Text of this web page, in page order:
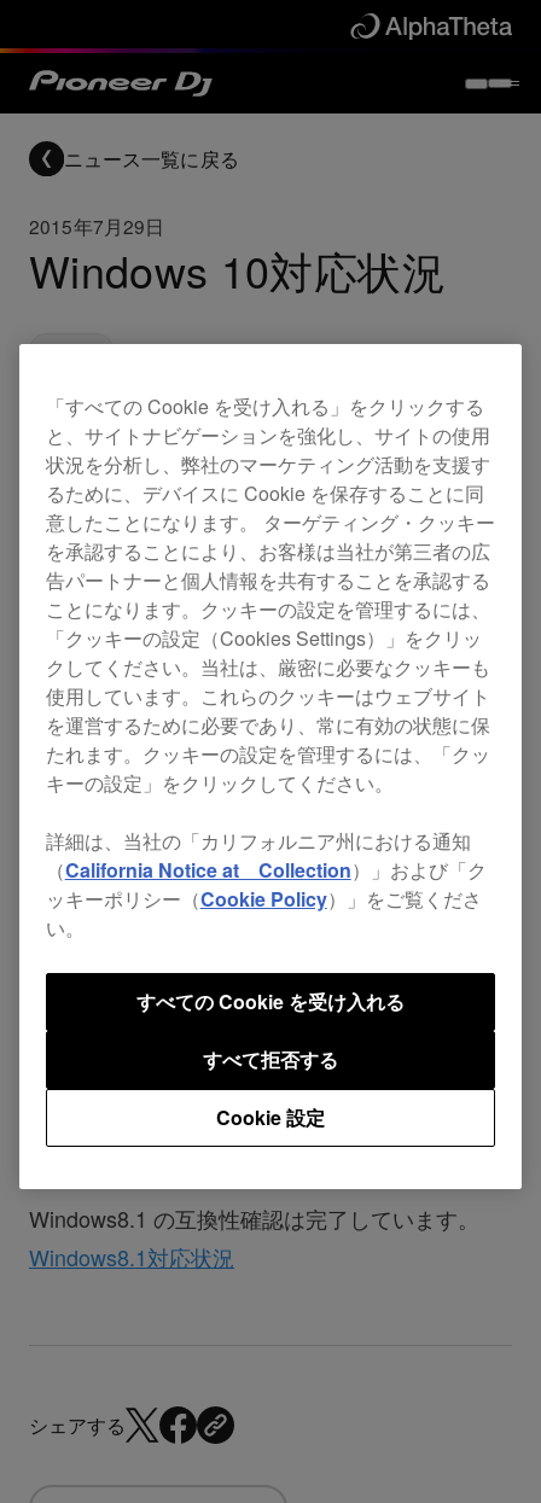
ニュース一覧に戻る
2015年7月29日
Windows 10対応状況
Updates
平素は当社製品をご愛顧いただき誠にありがとう
ございます。
Microsoft社よりWindows 10リリースされました
が、現在当社DJ 製品との互換性の状況調査を進
めております。
動作確認が取れ次第、本ページにてその対応情報
を順次公開させていただきます。
Windows 10対応状況
Windows 10 / Windows 10 Proでの動作確認
となります。
するものではありません。
Windows 10の詳細は下記Webサイトをご参
照ください。
www.microsoft.com/ja-jp/windows/features
Windows8.1 の互換性確認は完了しています。
Windows8.1対応状況
シェアする
「すべての Cookie を受け入れる」をクリックする
と、サイトナビゲーションを強化し、サイトの使用
状況を分析し、弊社のマーケティング活動を支援す
るために、デバイスに Cookie を保存することに同
意したことになります。 ターゲティング・クッキー
を承認することにより、お客様は当社が第三者の広
告パートナーと個人情報を共有することを承認する
ことになります。クッキーの設定を管理するには、
「クッキーの設定（Cookies Settings）」をクリッ
クしてください。当社は、厳密に必要なクッキーも
使用しています。これらのクッキーはウェブサイト
を運営するために必要であり、常に有効の状態に保
たれます。クッキーの設定を管理するには、「クッ
キーの設定」をクリックしてください。
詳細は、当社の「カリフォルニア州における通知
（California Notice at Collection）」および「ク
ッキーポリシー（Cookie Policy）」をご覧くださ
い。
Cookie 設定
すべて拒否する
すべての Cookie を受け入れる